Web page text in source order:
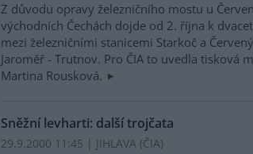
Z důvodu opravy železničního mostu u
východních Čechách dojde od 2. října k
mezi železničními stanicemi Starkoč a
Jaroměř - Trutnov. Pro ČIA to uvedla tisková
Martina Rousková.
Sněžní levharti: další trojčata
29.9.2000 11:45 | JIHLAVA (ČIA)